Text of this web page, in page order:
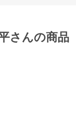
さんの商品